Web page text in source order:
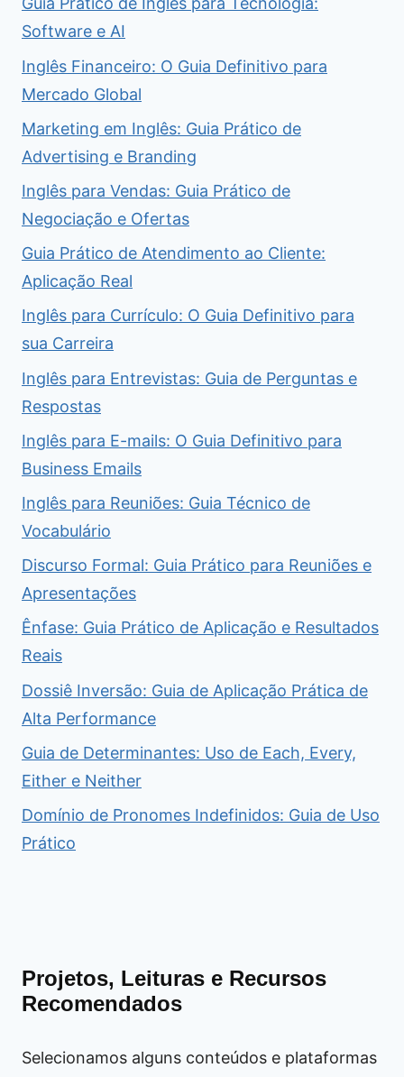
Software e AI
Inglês Financeiro: O Guia Definitivo para
Mercado Global
Marketing em Inglês: Guia Prático de
Advertising e Branding
Inglês para Vendas: Guia Prático de
Negociação e Ofertas
Guia Prático de Atendimento ao Cliente:
Aplicação Real
Inglês para Currículo: O Guia Definitivo para
sua Carreira
Inglês para Entrevistas: Guia de Perguntas e
Respostas
Inglês para E-mails: O Guia Definitivo para
Business Emails
Inglês para Reuniões: Guia Técnico de
Vocabulário
Discurso Formal: Guia Prático para Reuniões e
Apresentações
Ênfase: Guia Prático de Aplicação e Resultados
Reais
Dossiê Inversão: Guia de Aplicação Prática de
Alta Performance
Guia de Determinantes: Uso de Each, Every,
Either e Neither
Domínio de Pronomes Indefinidos: Guia de Uso
Prático
Projetos, Leituras e Recursos
Recomendados
Selecionamos alguns conteúdos e plataformas